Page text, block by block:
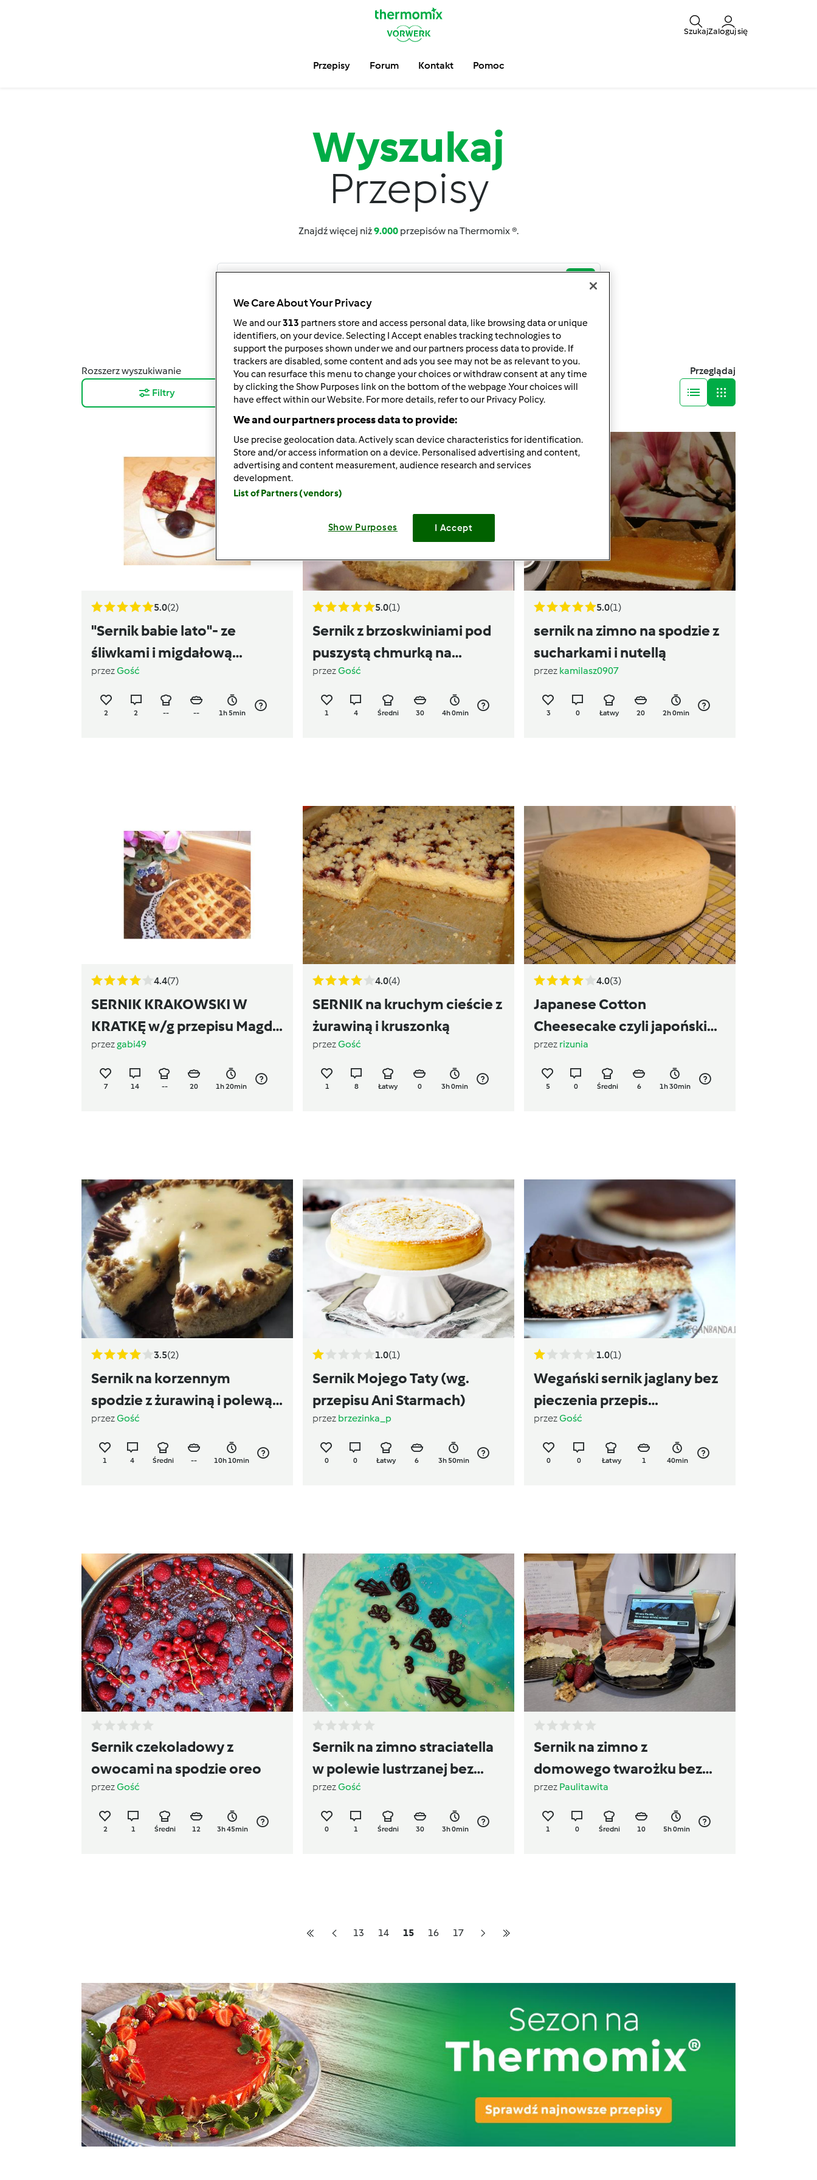
SzukajZaloguj się
Przepisy Forum Kontakt Pomoc
Wyszukaj
Przepisy
Znajdź więcej niż9.000 przepisów na Thermomix ®.
200wyniki dla:sernik
Rozszerz wyszukiwanie
Filtry
Wyników na stronę:
12
Sortuj po:
Domyślny
Przeglądaj
5.0(2)
"Sernik babie lato"- ze
śliwkami i migdałową
kruszonka
przezGość
2 2 -- -- 1h 5min
5.0(1)
Sernik z brzoskwiniami pod
puszystą chmurką na
kruchym spodzie
przezGość
1 4 Średni 30 4h 0min
5.0(1)
sernik na zimno na spodzie z
sucharkami i nutellą
przez kamilasz0907
3 0 Łatwy 20 2h 0min
4.4(7)
SERNIK KRAKOWSKI W
KRATKĘ w/g przepisu Magdy
Gessler
przezgabi49
7 14 -- 20 1h 20min
4.0(4)
SERNIK na kruchym cieście z
żurawiną i kruszonką
przezGość
1 8 Łatwy 0 3h 0min
4.0(3)
Japanese Cotton
Cheesecake czyli japoński
sernik puszysty
przez rizunia
5 0 Średni 6 1h 30min
3.5(2)
Sernik na korzennym
spodzie z żurawiną i polewą z
białej czekolady
przezGość
1 4 Średni -- 10h 10min
1.0(1)
Sernik Mojego Taty (wg.
przepisu Ani Starmach)
przez brzezinka_p
0 0 Łatwy 6 3h 50min
1.0(1)
Wegański sernik jaglany bez
pieczenia przepis
veganbanda
przezGość
0 0 Łatwy 1 40min
Sernik czekoladowy z
owocami na spodzie oreo
przezGość
2 1 Średni 12 3h 45min
Sernik na zimno straciatella
w polewie lustrzanej bez
pieczenia
przezGość
0 1 Średni 30 3h 0min
Sernik na zimno z
domowego twarożku bez
pieczenia
przez Paulitawita
1 0 Średni 10 5h 0min
13 14 15 16 17
We Care About Your Privacy
We and our313 partners store and access personal data, like browsing data or unique
identifiers, on your device. Selecting I Accept enables tracking technologies to
support the purposes shown under we and our partners process data to provide. If
trackers are disabled, some content and ads you see may not be as relevant to you.
You can resurface this menu to change your choices or withdraw consent at any time
by clicking the Show Purposes link on the bottom of the webpage .Your choices will
have effect within our Website. For more details, refer to our Privacy Policy.
We and our partners process data to provide:
Use precise geolocation data. Actively scan device characteristics for identification.
Store and/or access information on a device. Personalised advertising and content,
advertising and content measurement, audience research and services
development.
List of Partners (vendors)
Show Purposes I Accept